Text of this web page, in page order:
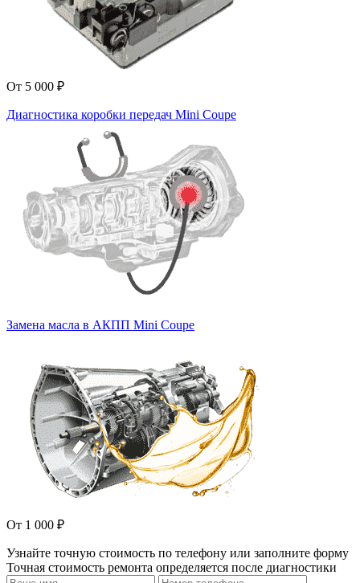
От 5 000 ₽
Диагностика коробки передач Mini Coupe
Замена масла в АКПП Mini Coupe
От 1 000 ₽
Узнайте точную стоимость по телефону или заполните форму
Точная стоимость ремонта определяется после диагностики